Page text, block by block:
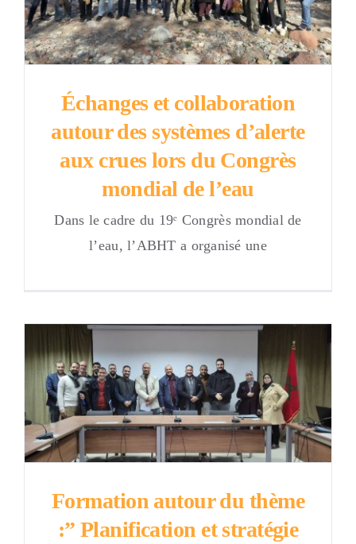
E-SERVICE
Contact
fr
Échanges et collaboration
autour des systèmes d’alerte
aux crues lors du Congrès
mondial de l’eau
Dans le cadre du 19ᵉ Congrès mondial de
l’eau, l’ABHT a organisé une
Formation autour du thème
:” Planification et stratégie